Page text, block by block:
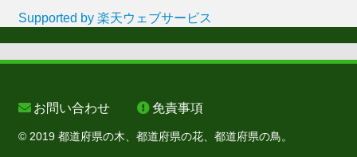
Supported by 楽天ウェブサービス
お問い合わせ 免責事項
© 2019 都道府県の木、都道府県の花、都道府県の鳥。